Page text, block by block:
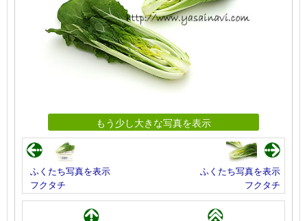
もう少し大きな写真を表示
ふくたち写真を表示
フクタチ
ふくたち写真を表示
フクタチ